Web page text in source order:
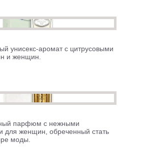
унисекс-аромат с цитрусовыми
и женщин.
парфюм с нежными
для женщин, обреченный стать
моды.